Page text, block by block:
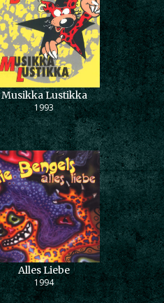
Musikka Lustikka
1993
Alles Liebe
1994